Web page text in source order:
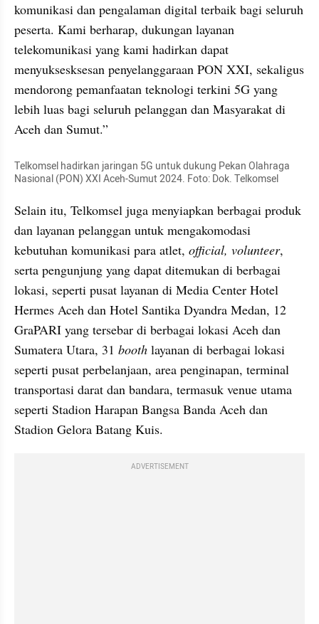
komunikasi dan pengalaman digital terbaik bagi seluruh
peserta. Kami berharap, dukungan layanan
telekomunikasi yang kami hadirkan dapat
menyuksesksesan penyelanggaraan PON XXI, sekaligus
mendorong pemanfaatan teknologi terkini 5G yang
lebih luas bagi seluruh pelanggan dan Masyarakat di
Aceh dan Sumut.”
Telkomsel hadirkan jaringan 5G untuk dukung Pekan Olahraga
Nasional (PON) XXI Aceh-Sumut 2024. Foto: Dok. Telkomsel
Selain itu, Telkomsel juga menyiapkan berbagai produk
dan layanan pelanggan untuk mengakomodasi
kebutuhan komunikasi para atlet, official, volunteer,
serta pengunjung yang dapat ditemukan di berbagai
lokasi, seperti pusat layanan di Media Center Hotel
Hermes Aceh dan Hotel Santika Dyandra Medan, 12
GraPARI yang tersebar di berbagai lokasi Aceh dan
Sumatera Utara, 31 booth layanan di berbagai lokasi
seperti pusat perbelanjaan, area penginapan, terminal
transportasi darat dan bandara, termasuk venue utama
seperti Stadion Harapan Bangsa Banda Aceh dan
Stadion Gelora Batang Kuis.
ADVERTISEMENT